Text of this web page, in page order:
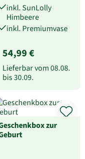
inkl. SunLolly
Himbeere
inkl. Premiumvase
54,99 €
Lieferbar vom08.08.
bis30.09.
zur